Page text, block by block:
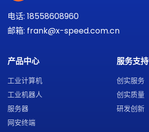
电话: 18558608960
邮箱: frank@x-speed.com.cn
产品中心
工业计算机
工业机器人
服务器
网安终端
服务支持
创实服务
创实质量
研发创新